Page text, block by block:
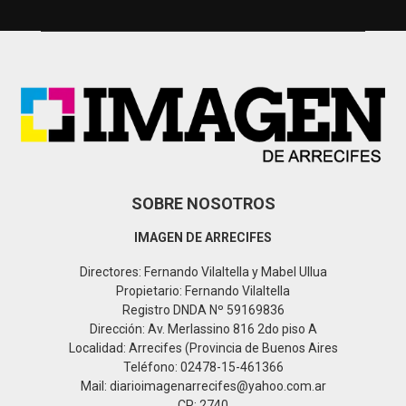
SOBRE NOSOTROS
IMAGEN DE ARRECIFES
Directores: Fernando Vilaltella y Mabel Ullua
Propietario: Fernando Vilaltella
Registro DNDA Nº 59169836
Dirección: Av. Merlassino 816 2do piso A
Localidad: Arrecifes (Provincia de Buenos Aires
Teléfono: 02478-15-461366
Mail: diarioimagenarrecifes@yahoo.com.ar